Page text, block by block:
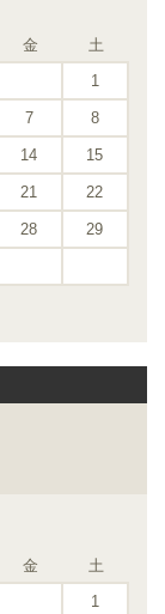
金
土
1
7 8
14 15
21 22
28 29
金
土
1